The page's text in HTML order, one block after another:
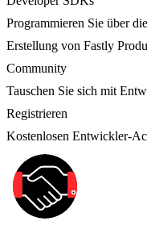
Programmieren Sie über
Erstellung von Fastly
Community
Tauschen Sie sich mit
Registrieren
Kostenlosen Entwickler-